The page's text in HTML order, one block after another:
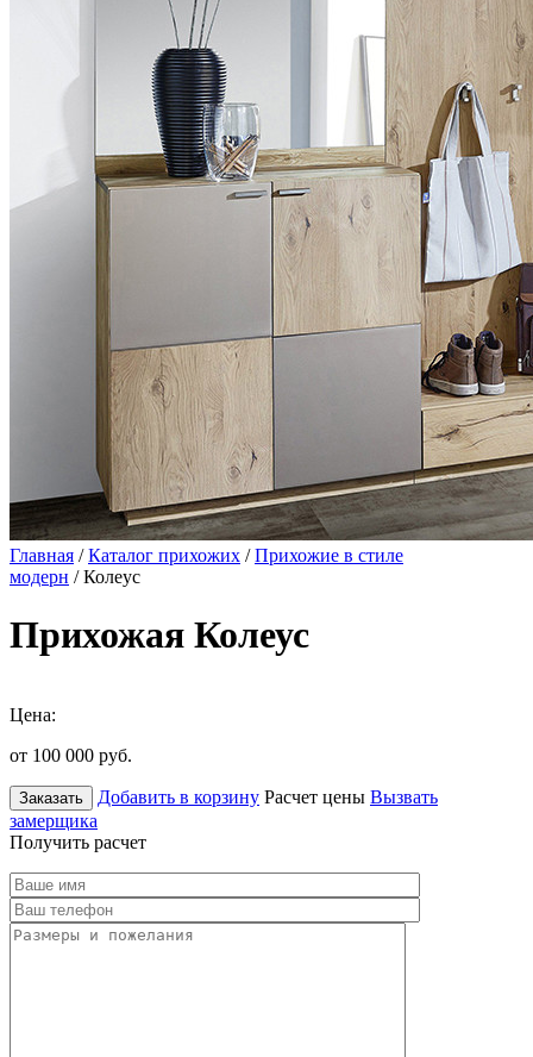
Главная /Каталог прихожих /Прихожие в стиле
модерн / Колеус
Прихожая Колеус
Цена:
от 100 000 руб.
Заказать Добавить в корзину Расчет цены Вызвать
замерщика
Получить расчет